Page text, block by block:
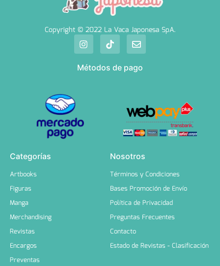
Copyright © 2022 La Vaca Japonesa SpA.
Métodos de pago
Categorías
Artbooks
Figuras
Manga
Merchandising
Revistas
Encargos
Preventas
Nosotros
Términos y Condiciones
Bases Promoción de Envío
Política de Privacidad
Preguntas Frecuentes
Contacto
Estado de Revistas - Clasificación